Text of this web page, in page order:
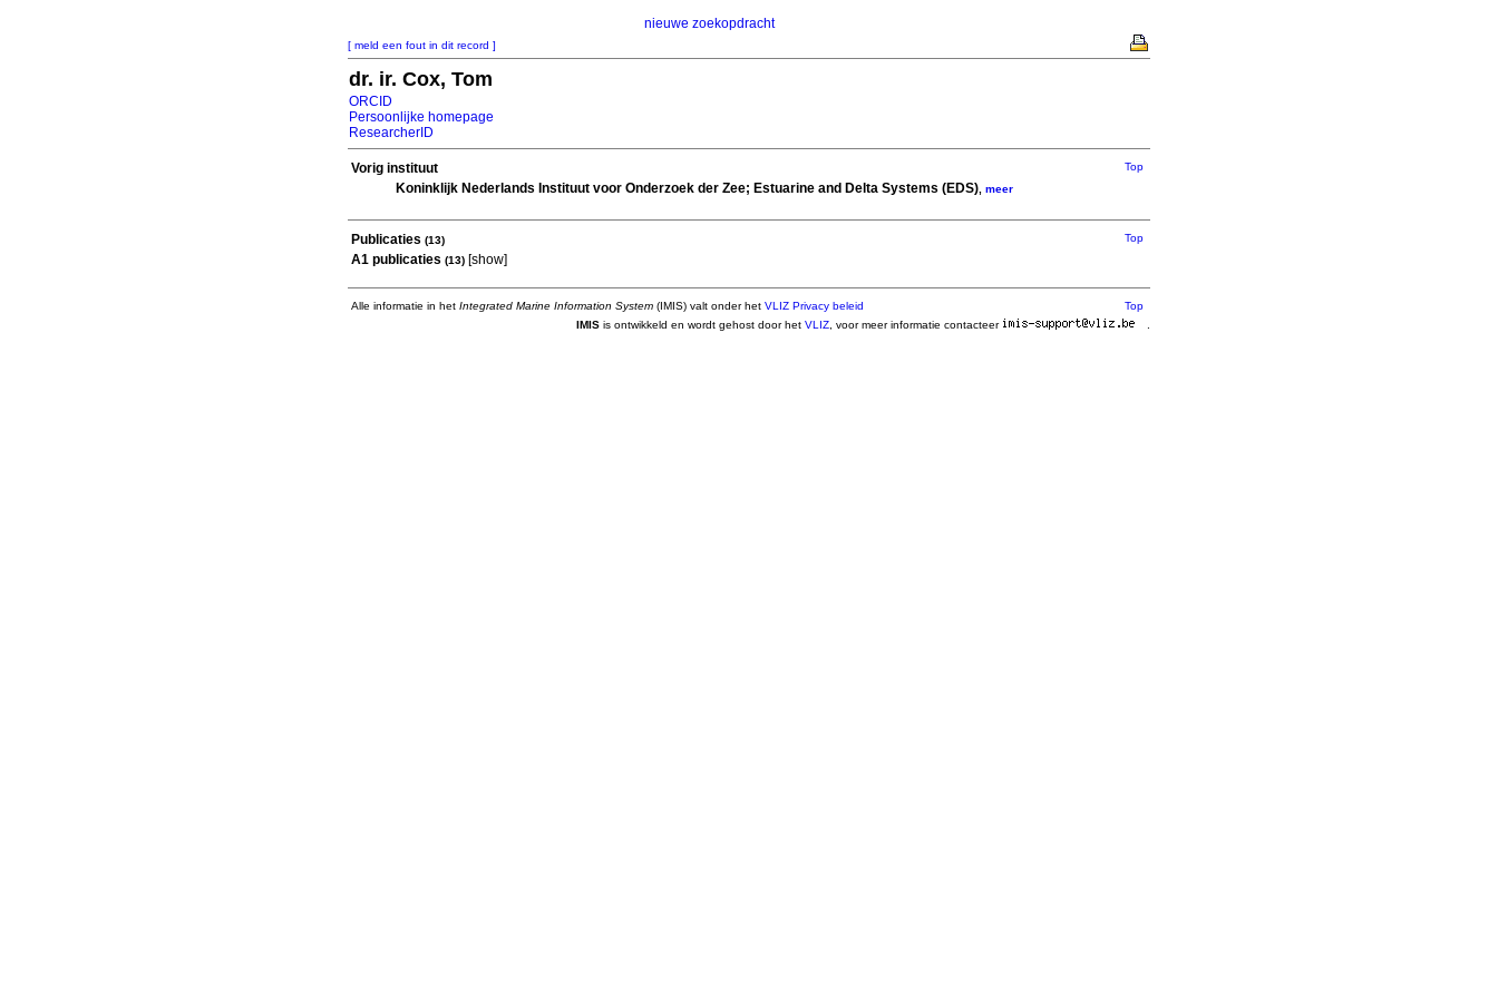
nieuwe zoekopdracht
[ meld een fout in dit record ]
dr. ir. Cox, Tom
ORCID
Persoonlijke homepage
ResearcherID
Vorig instituut Top
Koninklijk Nederlands Instituut voor Onderzoek der Zee; Estuarine and Delta Systems (EDS) meer
Publicaties (13) Top
A1 publicaties (13) [show]
Alle informatie in het Integrated Marine Information System (IMIS) valt onder het VLIZ Privacy beleid
Top
IMIS is ontwikkeld en wordt gehost door het VLIZ , voor meer informatie contacteer